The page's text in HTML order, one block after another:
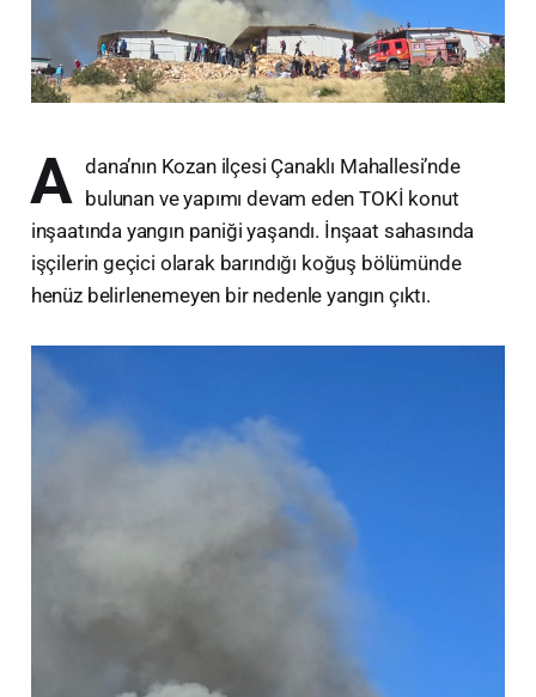
A dana’nın Kozan ilçesi Çanaklı Mahallesi’nde
bulunan ve yapımı devam eden TOKİ konut
inşaatında yangın paniği yaşandı. İnşaat sahasında
işçilerin geçici olarak barındığı koğuş bölümünde
henüz belirlenemeyen bir nedenle yangın çıktı.